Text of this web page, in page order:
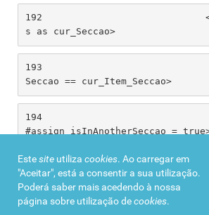
192
s as cur_Seccao>
193
Seccao == cur_Item_Seccao>
194
#assign isInAnotherSeccao =
195
#break>
Estesite utiliza cookies. Ao carregar em
"Aceitar", está a consentir a sua utilização.
Poderá saber mais acedendo à nossa
página sobre utilização decookies.